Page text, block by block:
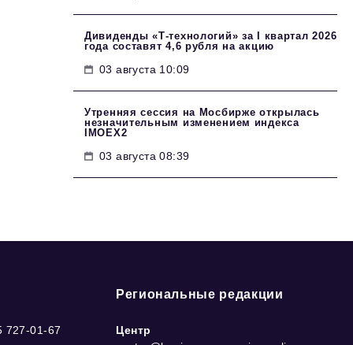
Дивиденды «Т-технологий» за I квартал 2026
года составят 4,6 рубля на акцию
03 августа 10:09
Утренняя сессия на Мосбирже открылась
незначительным изменением индекса
IMOEX2
03 августа 08:39
727-01-67
Региональные редакции
Центр